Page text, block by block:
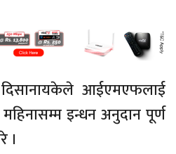
दिसानायकेले आईएमएफलाई
महिनासम्म इन्धन अनुदान पूर्ण
।